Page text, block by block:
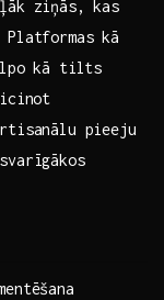
ziņās, ‌kas⁣
⁢kā
⁤kā ‍tilts
pieeju